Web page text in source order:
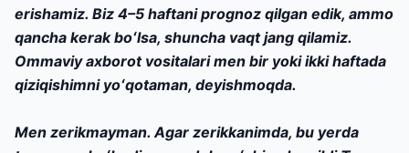
erishamiz. Biz 4–5 haftani prognoz qilgan edik, ammo
qancha kerak boʻlsa, shuncha vaqt jang qilamiz.
Ommaviy axborot vositalari men bir yoki ikki haftada
qiziqishimni yoʻqotaman, deyishmoqda.
Men zerikmayman. Agar zerikkanimda, bu yerda